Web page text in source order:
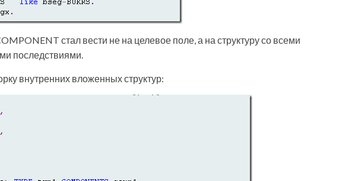
стал вести не на целевое поле, а на структуру со всеми
последствиями.
внутренних вложенных структур: